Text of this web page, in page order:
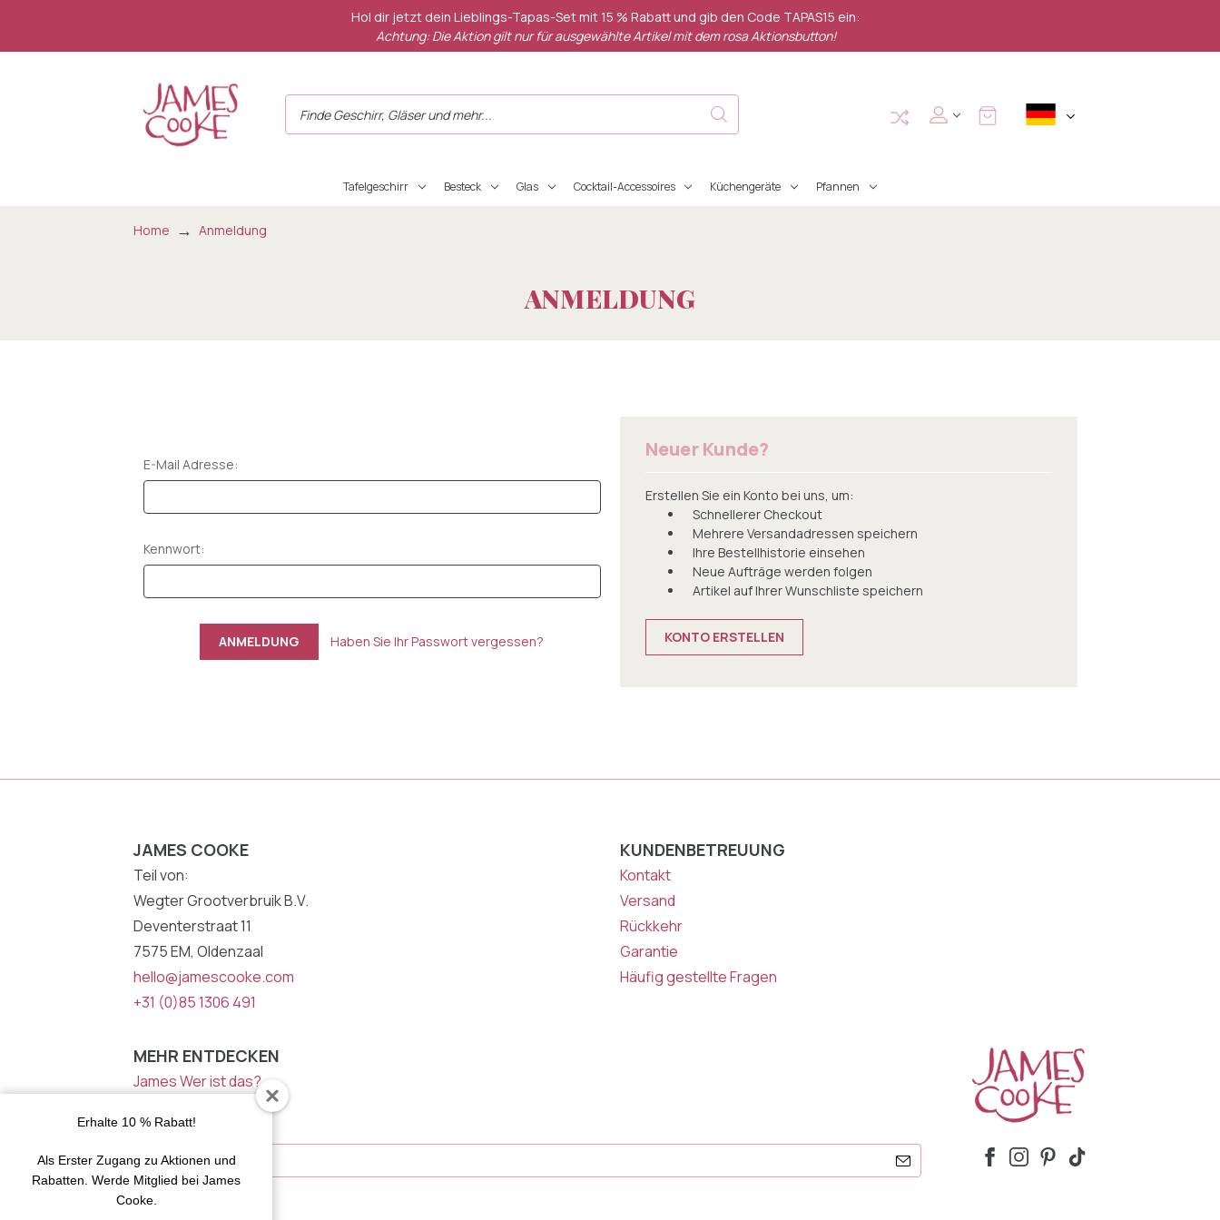
Hol dir jetzt dein Lieblings-Tapas-Set mit 15 % Rabatt und gib den Code TAPAS15 ein:
Achtung: Die Aktion gilt nur für ausgewählte Artikel mit dem rosa Aktionsbutton!
Tafelgeschirr Besteck Glas Cocktail-Accessoires Küchengeräte Pfannen
Home Anmeldung
ANMELDUNG
E-Mail Adresse:
Kennwort:
Haben Sie Ihr Passwort vergessen?
Neuer Kunde?
Erstellen Sie ein Konto bei uns, um:
Schnellerer Checkout
Mehrere Versandadressen speichern
Ihre Bestellhistorie einsehen
Neue Aufträge werden folgen
Artikel auf Ihrer Wunschliste speichern
KONTO ERSTELLEN
JAMES COOKE
Teil von:
Wegter Grootverbruik B.V.
Deventerstraat 11
7575 EM, Oldenzaal
hello@jamescooke.com
+31 (0)85 1306 491
KUNDENBETREUUNG
Kontakt
Versand
Rückkehr
Garantie
Häufig gestellte Fragen
MEHR ENTDECKEN
James Wer ist das?
Inspiration von James
NEWSLETTER
Mail
Adresse
Erhalte 10 % Rabatt!
Als Erster Zugang zu Aktionen und
Rabatten. Werde Mitglied bei James
Cooke.